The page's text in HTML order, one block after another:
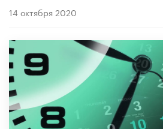
14 октября 2020